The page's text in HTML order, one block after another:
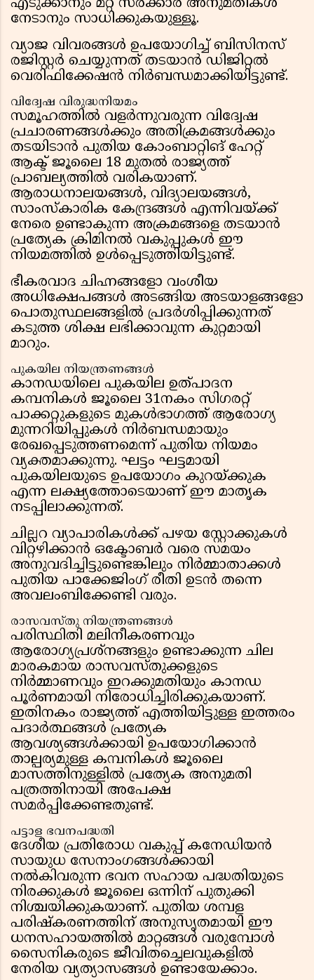
എടുക്കാനും മറ്റ് സർക്കാർ അനുമതികൾ
നേടാനും സാധിക്കുകയുള്ളൂ.
വ്യാജ വിവരങ്ങൾ ഉപയോഗിച്ച് ബിസിനസ്
രജിസ്റ്റർ ചെയ്യുന്നത് തടയാൻ ഡിജിറ്റൽ
വെരിഫിക്കേഷൻ നിർബന്ധമാക്കിയിട്ടുണ്ട്.
വിദ്വേഷ വിരുദ്ധനിയമം
സമൂഹത്തിൽ വളർന്നുവരുന്ന വിദ്വേഷ
പ്രചാരണങ്ങൾക്കും അതിക്രമങ്ങൾക്കും
തടയിടാൻ പുതിയ കോംബാറ്റിങ് ഹേറ്റ്
ആക്ട് ജൂലൈ 18 മുതൽ രാജ്യത്ത്
പ്രാബല്യത്തിൽ വരികയാണ്.
ആരാധനാലയങ്ങൾ, വിദ്യാലയങ്ങൾ,
സാംസ്കാരിക കേന്ദ്രങ്ങൾ എന്നിവയ്ക്ക്
നേരെ ഉണ്ടാകുന്ന അക്രമങ്ങളെ തടയാൻ
പ്രത്യേക ക്രിമിനൽ വകുപ്പുകൾ ഈ
നിയമത്തിൽ ഉൾപ്പെടുത്തിയിട്ടുണ്ട്.
ഭീകരവാദ ചിഹ്നങ്ങളോ വംശീയ
അധിക്ഷേപങ്ങൾ അടങ്ങിയ അടയാളങ്ങളോ
പൊതുസ്ഥലങ്ങളിൽ പ്രദർശിപ്പിക്കുന്നത്
കടുത്ത ശിക്ഷ ലഭിക്കാവുന്ന കുറ്റമായി
മാറും.
പുകയില നിയന്ത്രണങ്ങൾ
കാനഡയിലെ പുകയില ഉത്പാദന
കമ്പനികൾ ജൂലൈ 31നകം സിഗരറ്റ്
പാക്കറ്റുകളുടെ മുകൾഭാഗത്ത് ആരോഗ്യ
മുന്നറിയിപ്പുകൾ നിർബന്ധമായും
രേഖപ്പെടുത്തണമെന്ന് പുതിയ നിയമം
വ്യക്തമാക്കുന്നു. ഘട്ടം ഘട്ടമായി
പുകയിലയുടെ ഉപയോഗം കുറയ്ക്കുക
എന്ന ലക്ഷ്യത്തോടെയാണ് ഈ മാതൃക
നടപ്പിലാക്കുന്നത്.
ചില്ലറ വ്യാപാരികൾക്ക് പഴയ സ്റ്റോക്കുകൾ
വിറ്റഴിക്കാൻ ഒക്ടോബർ വരെ സമയം
അനുവദിച്ചിട്ടുണ്ടെങ്കിലും നിർമ്മാതാക്കൾ
പുതിയ പാക്കേജിംഗ് രീതി ഉടൻ തന്നെ
അവലംബിക്കേണ്ടി വരും.
രാസവസ്തു നിയന്ത്രണങ്ങൾ
പരിസ്ഥിതി മലിനീകരണവും
ആരോഗ്യപ്രശ്നങ്ങളും ഉണ്ടാക്കുന്ന ചില
മാരകമായ രാസവസ്തുക്കളുടെ
നിർമ്മാണവും ഇറക്കുമതിയും കാനഡ
പൂർണമായി നിരോധിച്ചിരിക്കുകയാണ്.
ഇതിനകം രാജ്യത്ത് എത്തിയിട്ടുള്ള ഇത്തരം
പദാർത്ഥങ്ങൾ പ്രത്യേക
ആവശ്യങ്ങൾക്കായി ഉപയോഗിക്കാൻ
താല്പര്യമുള്ള കമ്പനികൾ ജൂലൈ
മാസത്തിനുള്ളിൽ പ്രത്യേക അനുമതി
പത്രത്തിനായി അപേക്ഷ
സമർപ്പിക്കേണ്ടതുണ്ട്.
പട്ടാള ഭവനപദ്ധതി
ദേശീയ പ്രതിരോധ വകുപ്പ് കനേഡിയൻ
സായുധ സേനാംഗങ്ങൾക്കായി
നൽകിവരുന്ന ഭവന സഹായ പദ്ധതിയുടെ
നിരക്കുകൾ ജൂലൈ ഒന്നിന് പുതുക്കി
നിശ്ചയിക്കുകയാണ്. പുതിയ ശമ്പള
പരിഷ്കരണത്തിന് അനുസൃതമായി ഈ
ധനസഹായത്തിൽ മാറ്റങ്ങൾ വരുമ്പോൾ
സൈനികരുടെ ജീവിതച്ചെലവുകളിൽ
നേരിയ വ്യത്യാസങ്ങൾ ഉണ്ടായേക്കാം.